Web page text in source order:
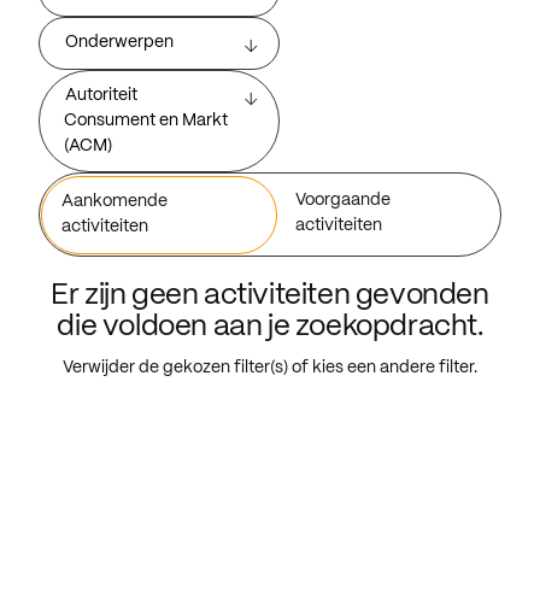
Onderwerpen
Autoriteit
Consument en Markt
(ACM)
Aankomende
activiteiten
Voorgaande
activiteiten
Er zijn geen activiteiten gevonden
die voldoen aan je zoekopdracht.
Verwijder de gekozen filter(s) of kies een andere filter.